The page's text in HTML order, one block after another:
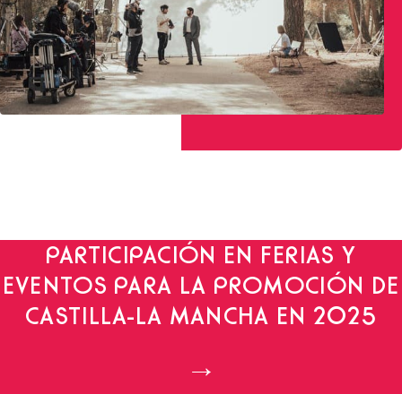
PARTICIPACIÓN EN FERIAS Y
EVENTOS PARA LA PROMOCIÓN DE
CASTILLA-LA MANCHA EN 2025
→